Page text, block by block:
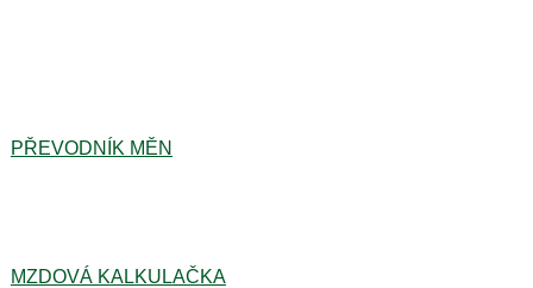
PŘEVODNÍK MĚN
MZDOVÁ KALKULAČKA